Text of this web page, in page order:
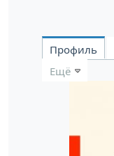
Профиль
Ещё